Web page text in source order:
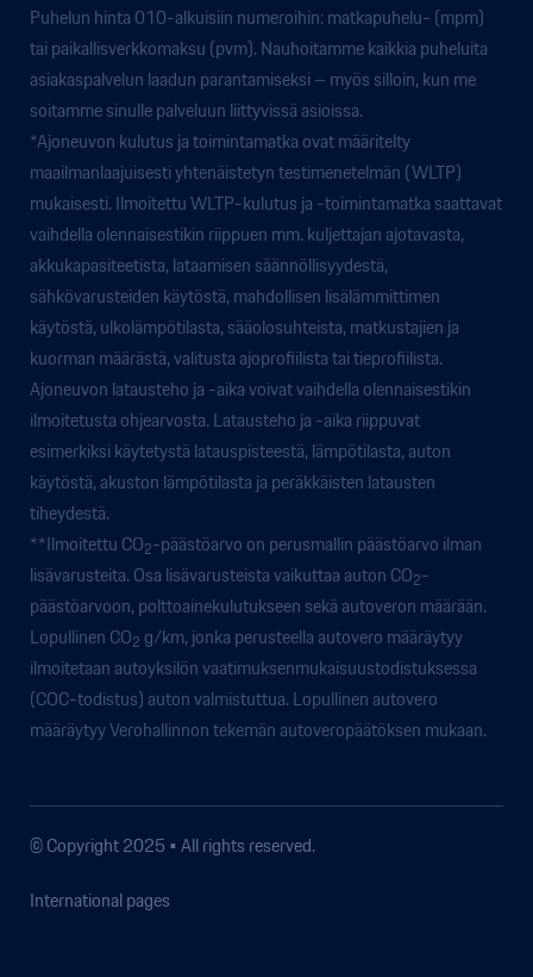
Puhelun hinta 010-alkuisiin numeroihin: matkapuhelu- (mpm)
tai paikallisverkkomaksu (pvm). Nauhoitamme kaikkia puheluita
asiakaspalvelun laadun parantamiseksi – myös silloin, kun me
soitamme sinulle palveluun liittyvissä asioissa.
*Ajoneuvon kulutus ja toimintamatka ovat määritelty
maailmanlaajuisesti yhtenäistetyn testimenetelmän (WLTP)
mukaisesti. Ilmoitettu WLTP-kulutus ja -toimintamatka saattavat
vaihdella olennaisestikin riippuen mm. kuljettajan ajotavasta,
akkukapasiteetista, lataamisen säännöllisyydestä,
sähkövarusteiden käytöstä, mahdollisen lisälämmittimen
käytöstä, ulkolämpötilasta, sääolosuhteista, matkustajien ja
kuorman määrästä, valitusta ajoprofiilista tai tieprofiilista.
Ajoneuvon latausteho ja -aika voivat vaihdella olennaisestikin
ilmoitetusta ohjearvosta. Latausteho ja -aika riippuvat
esimerkiksi käytetystä latauspisteestä, lämpötilasta, auton
käytöstä, akuston lämpötilasta ja peräkkäisten latausten
tiheydestä.
**Ilmoitettu CO2-päästöarvo on perusmallin päästöarvo ilman
lisävarusteita. Osa lisävarusteista vaikuttaa auton CO2-
päästöarvoon, polttoainekulutukseen sekä autoveron määrään.
Lopullinen CO2 g/km, jonka perusteella autovero määräytyy
ilmoitetaan autoyksilön vaatimuksenmukaisuustodistuksessa
(COC-todistus) auton valmistuttua. Lopullinen autovero
määräytyy Verohallinnon tekemän autoveropäätöksen mukaan.
© Copyright 2025 • All rights reserved.
International pages